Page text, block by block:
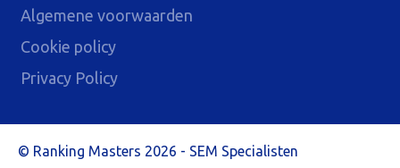
Ranking Masters 2026 - SEM Specialisten
Algemene voorwaarden
Cookie policy
Privacy Policy